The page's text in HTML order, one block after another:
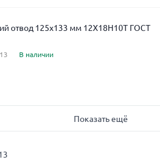
отвод 125x133 мм 12Х18Н10Т ГОСТ
В наличии
Показать ещё